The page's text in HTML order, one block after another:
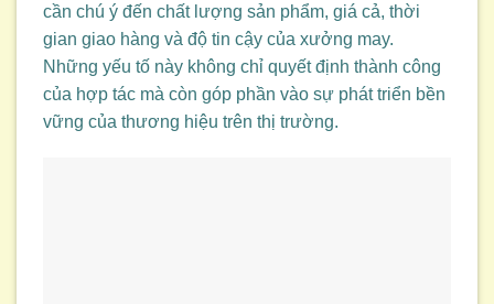
cần chú ý đến chất lượng sản phẩm, giá cả, thời
gian giao hàng và độ tin cậy của xưởng may.
Những yếu tố này không chỉ quyết định thành công
của hợp tác mà còn góp phần vào sự phát triển bền
vững của thương hiệu trên thị trường.